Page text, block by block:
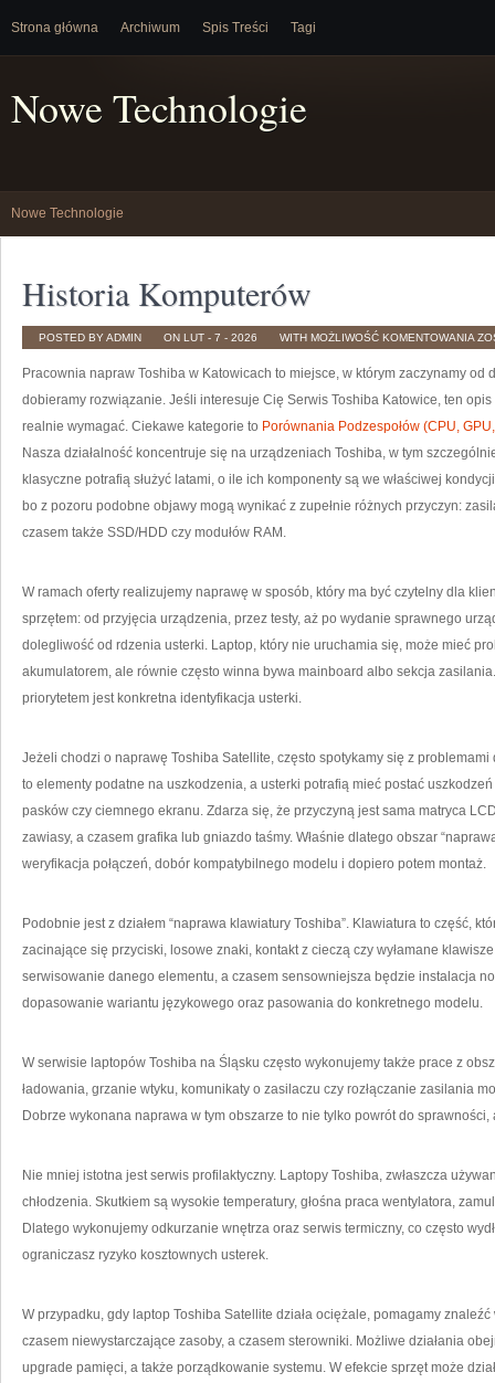
Strona główna Archiwum Spis Treści Tagi
Nowe Technologie
Nowe Technologie
Historia Komputerów
POSTED BY ADMIN ON LUT - 7 - 2026 WITH MOŻLIWOŚĆ KOMENTOWANIA
Pracownia napraw Toshiba w Katowicach to miejsce, w którym zaczynamy od
dobieramy rozwiązanie. Jeśli interesuje Cię Serwis Toshiba Katowice, ten
realnie wymagać. Ciekawe kategorie to Porównania Podzespołów (CPU,
Nasza działalność koncentruje się na urządzeniach Toshiba, w tym
klasyczne potrafią służyć latami, o ile ich komponenty są we właściwej
bo z pozoru podobne objawy mogą wynikać z zupełnie różnych przyczyn:
czasem także SSD/HDD czy modułów RAM.
W ramach oferty realizujemy naprawę w sposób, który ma być czytelny dla
sprzętem: od przyjęcia urządzenia, przez testy, aż po wydanie sprawnego
dolegliwość od rdzenia usterki. Laptop, który nie uruchamia się, może mieć
akumulatorem, ale równie często winna bywa mainboard albo sekcja
priorytetem jest konkretna identyfikacja usterki.
Jeżeli chodzi o naprawę Toshiba Satellite, często spotykamy się z
to elementy podatne na uszkodzenia, a usterki potrafią mieć postać
pasków czy ciemnego ekranu. Zdarza się, że przyczyną jest sama matryca
zawiasy, a czasem grafika lub gniazdo taśmy. Właśnie dlatego obszar
weryfikacja połączeń, dobór kompatybilnego modelu i dopiero potem montaż.
Podobnie jest z działem “naprawa klawiatury Toshiba”. Klawiatura to część,
zacinające się przyciski, losowe znaki, kontakt z cieczą czy wyłamane
serwisowanie danego elementu, a czasem sensowniejsza będzie instalacja
dopasowanie wariantu językowego oraz pasowania do konkretnego modelu.
W serwisie laptopów Toshiba na Śląsku często wykonujemy także prace z
ładowania, grzanie wtyku, komunikaty o zasilaczu czy rozłączanie zasilania
Dobrze wykonana naprawa w tym obszarze to nie tylko powrót do sprawności,
Nie mniej istotna jest serwis profilaktyczny. Laptopy Toshiba, zwłaszcza
chłodzenia. Skutkiem są wysokie temperatury, głośna praca wentylatora,
Dlatego wykonujemy odkurzanie wnętrza oraz serwis termiczny, co często
ograniczasz ryzyko kosztownych usterek.
W przypadku, gdy laptop Toshiba Satellite działa ociężale, pomagamy
czasem niewystarczające zasoby, a czasem sterowniki. Możliwe działania
upgrade pamięci, a także porządkowanie systemu. W efekcie sprzęt może